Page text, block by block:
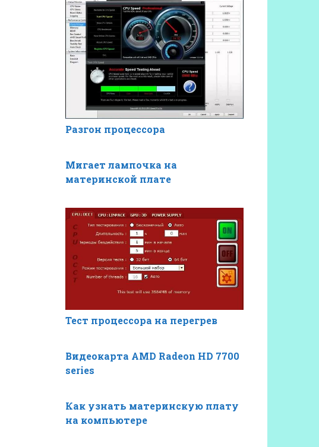
Разгон процессора
Мигает лампочка на
материнской плате
Тест процессора на перегрев
Видеокарта AMD Radeon HD 7700
series
Как узнать материнскую плату
на компьютере